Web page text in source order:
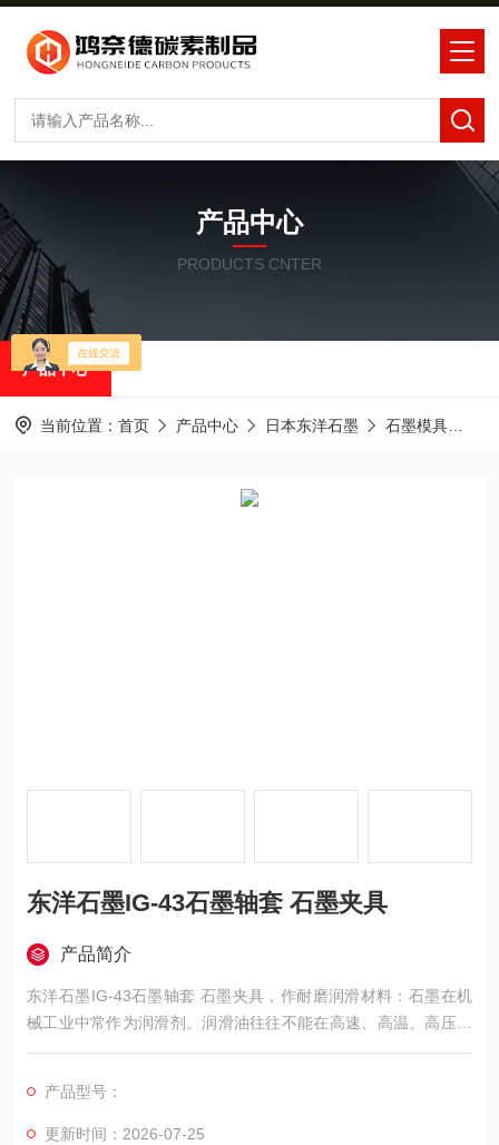
产品中心
PRODUCTS CNTER
产品中心
当前位置： 首页 产品中心 日本东洋石墨 石墨模具
东洋石墨IG-43石墨轴套 石墨夹具
产品简介
东洋石墨IG-43石墨轴套 石墨夹具，作耐磨润滑材料：石墨在机
械工业中常作为润滑剂。润滑油往往不能在高速、高温、高压的
条件下使用，而石墨耐磨材料可以在200~2000 ℃温度中在很高
泛采用石墨材料制成活塞杯，密封圈和轴承，它们运转时勿需加
入润滑油。石墨乳也是许多金属加工(拔丝、拉管)时的良好的润
产品型号：
更新时间：2026-07-25